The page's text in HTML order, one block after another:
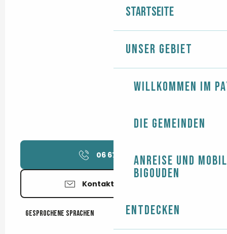
Startseite
Unser Gebiet
Willkommen im
Die Gemeinden
Anreise und
Bigouden
Entdecken
06 67 36 15 ▒▒
Kontaktieren Sie uns
Gesprochene Sprachen
Gesprochene Sprachen